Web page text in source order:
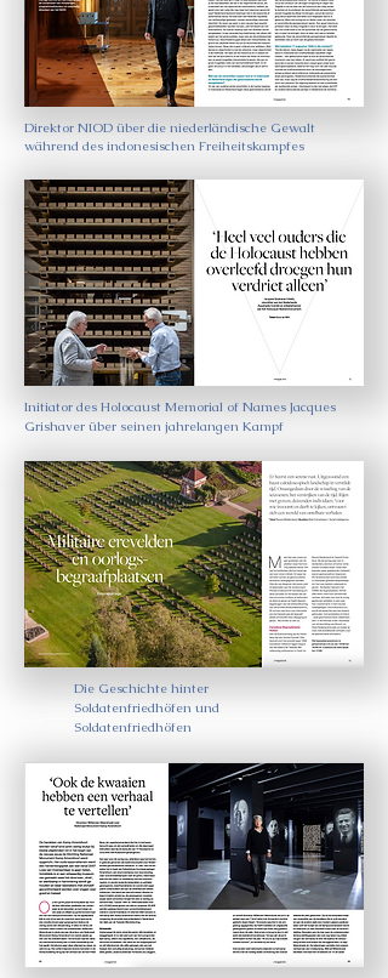
Direktor NIOD über die niederländische Gewalt
während des indonesischen Freiheitskampfes
Initiator des Holocaust Memorial of Names Jacques
Grishaver über seinen jahrelangen Kampf
Die Geschichte hinter
Soldatenfriedhöfen und
Soldatenfriedhöfen